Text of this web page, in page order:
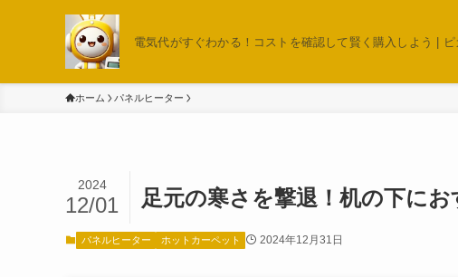
電気代がすぐわかる！コストを確認して賢く購入しよう |
ホーム パネルヒーター
足元の寒さを撃退！机の下に
2024
12/01
パネルヒーター ホットカーペット 2024年12月31日